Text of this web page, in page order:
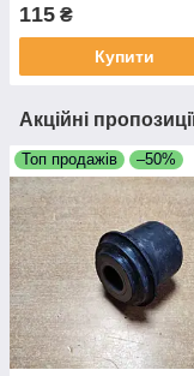
(55х80х10)
115 ₴
Купити
Акційні
Топ продажів –50%